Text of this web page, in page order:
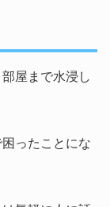
部屋まで水浸し
ったことにな